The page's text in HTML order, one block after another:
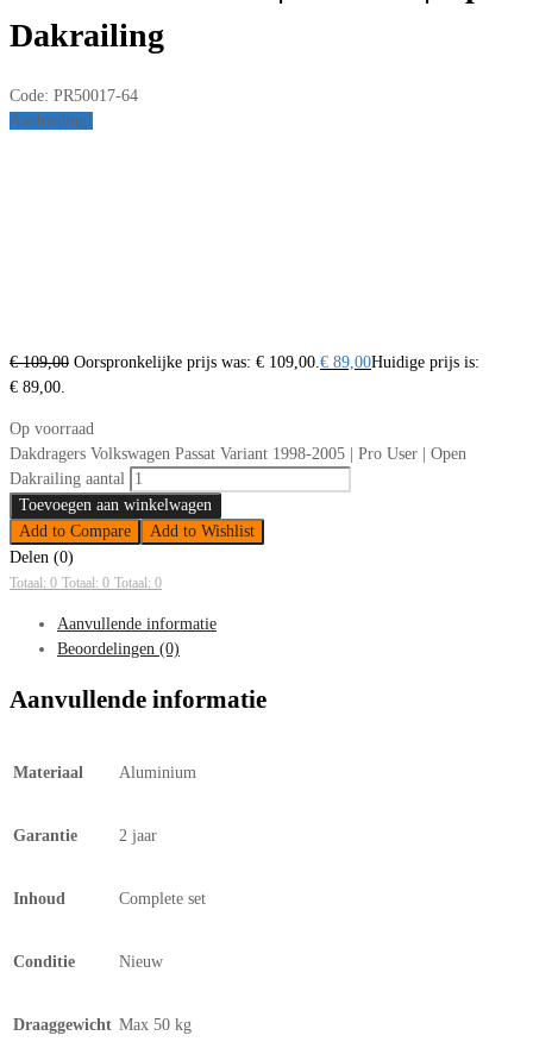
Dakrailing
Code: PR50017-64
Aanbieding!
€109,00 Oorspronkelijke prijs was: € 109,00. € 89,00Huidige prijs is:
€ 89,00.
Op voorraad
Dakdragers Volkswagen Passat Variant 1998-2005 | Pro User | Open
Dakrailing aantal
Toevoegen aan winkelwagen
Add to Compare
Add to Wishlist
Delen (0)
Totaal: 0 Totaal: 0 Totaal: 0
Aanvullende informatie
Beoordelingen (0)
Aanvullende informatie
Materiaal Aluminium
Garantie 2 jaar
Inhoud Complete set
Conditie Nieuw
Draaggewicht Max 50 kg